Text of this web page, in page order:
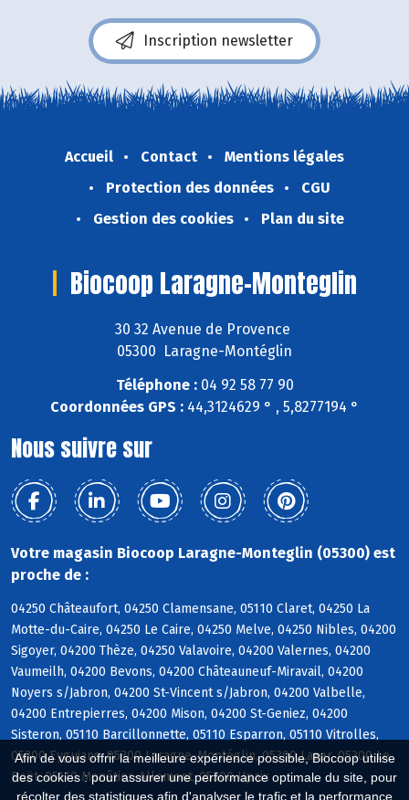
Afin de vous offrir la meilleure expérience possible, Biocoop utilise
des cookies : pour assurer une performance optimale du site, pour
récolter des statistiques afin d'analyser le trafic et la performance
Inscription newsletter
Accueil Contact
Mentions légales
Protection des données
CGU
Gestion des cookies
Plan du site
Biocoop Laragne-Monteglin
30 32 Avenue de Provence
05300 Laragne-Montéglin
Téléphone :04 92 58 77 90
Coordonnées GPS : 44,3124629 ° , 5,8277194 °
Nous suivre sur
Votre magasin Biocoop Laragne-Monteglin (05300) est
proche de :
04250 Châteaufort, 04250 Clamensane, 05110 Claret, 04250 La
Motte-du-Caire, 04250 Le Caire, 04250 Melve, 04250 Nibles, 04200
Sigoyer, 04200 Thèze, 04250 Valavoire, 04200 Valernes, 04200
Vaumeilh, 04200 Bevons, 04200 Châteauneuf-Miravail, 04200
Noyers s/Jabron, 04200 St-Vincent s/Jabron, 04200 Valbelle,
04200 Entrepierres, 04200 Mison, 04200 St-Geniez, 04200
Sisteron, 05110 Barcillonnette, 05110 Esparron, 05110 Vitrolles,
05300 Eyguians, 05300 Laragne-Montéglin, 05300 Lazer, 05300 Le
Poët, 05110 Monêtier-Allemont, 05300 Upaix